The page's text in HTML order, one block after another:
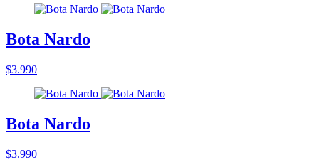
Bota Nardo
$3.990
Bota Nardo
$3.990